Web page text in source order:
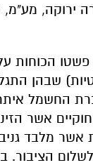
ירוקה, מע"מ,
שבהן
אשר
אשר מלבד
הציבור.